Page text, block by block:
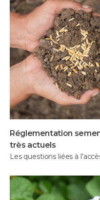
Réglementation
très actuels
Les questions liées à